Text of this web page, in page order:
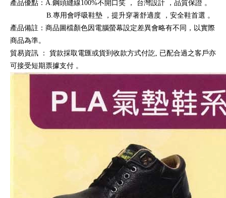
產品優點：A.鋼頭縫線100%不開口笑 ， 台灣設計 ，品質保證 。
B.專用會呼吸鞋墊
，提升穿著舒適度 ，安全鞋首選 。
產品備註：商品圖檔顏色因電腦螢幕設定差異會略有不同，以實際
商品為準。
貿易資訊
：
貨款採取電匯或貨到收款方式付訖, 已配合過之客戶亦
可接受短期票據支付 。